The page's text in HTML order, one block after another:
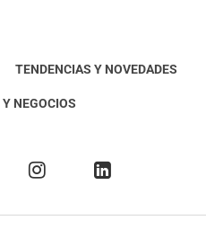
TENDENCIAS Y NOVEDADES
NEGOCIOS